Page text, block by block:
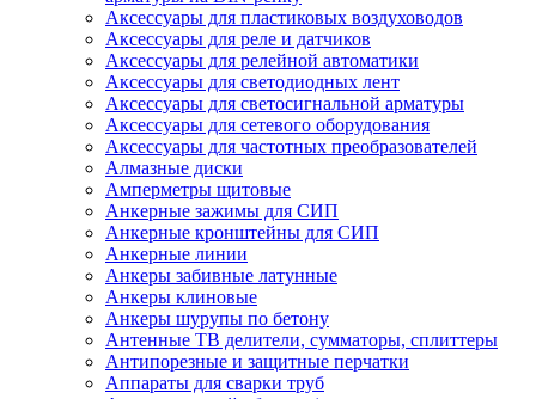
Аксессуары для пластиковых воздуховодов
Аксессуары для реле и датчиков
Аксессуары для релейной автоматики
Аксессуары для светодиодных лент
Аксессуары для светосигнальной арматуры
Аксессуары для сетевого оборудования
Аксессуары для частотных преобразователей
Алмазные диски
Амперметры щитовые
Анкерные зажимы для СИП
Анкерные кронштейны для СИП
Анкерные линии
Анкеры забивные латунные
Анкеры клиновые
Анкеры шурупы по бетону
Антенные ТВ делители, сумматоры, сплиттеры
Антипорезные и защитные перчатки
Аппараты для сварки труб